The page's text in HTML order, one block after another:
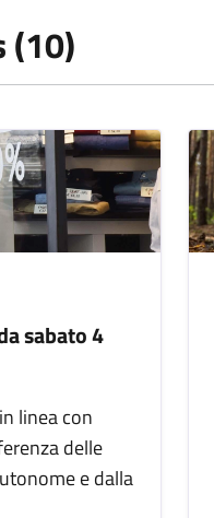
(10)
sabato 4
linea con
delle
e dalla